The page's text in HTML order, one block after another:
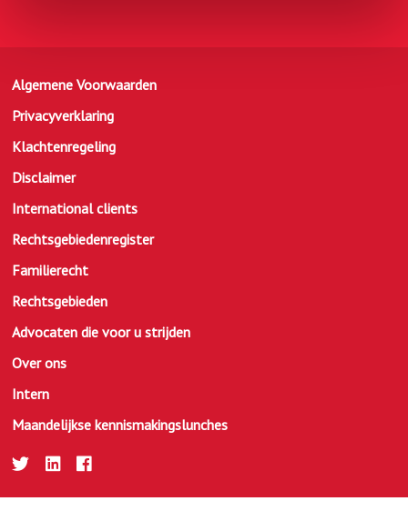
Algemene Voorwaarden
Privacyverklaring
Klachtenregeling
Disclaimer
International clients
Rechtsgebiedenregister
Familierecht
Rechtsgebieden
Advocaten die voor u strijden
Over ons
Intern
Maandelijkse kennismakingslunches